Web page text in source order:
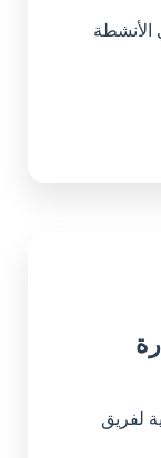
لفريق